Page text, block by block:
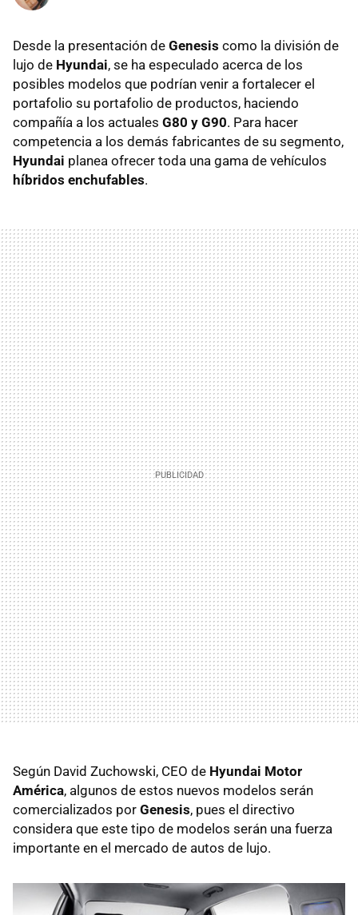
Desde la presentación de Genesis como la división de
lujo de Hyundai, se ha especulado acerca de los
posibles modelos que podrían venir a fortalecer el
portafolio su portafolio de productos, haciendo
compañía a los actuales G80 y G90. Para hacer
competencia a los demás fabricantes de su segmento,
Hyundai planea ofrecer toda una gama de vehículos
híbridos enchufables.
Según David Zuchowski, CEO de Hyundai Motor
América, algunos de estos nuevos modelos serán
comercializados por Genesis, pues el directivo
considera que este tipo de modelos serán una fuerza
importante en el mercado de autos de lujo.